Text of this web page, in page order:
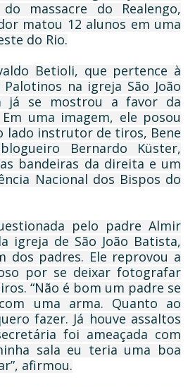
massacre do Realengo,
matou 12 alunos em uma
do Rio.
Betioli, que pertence à
na igreja São João
já se mostrou a favor da
uma imagem, ele posou
lado instrutor de tiros, Bene
Bernardo Küster,
bandeiras da direita e um
Nacional dos Bispos do
pelo padre Almir
igreja de São João Batista,
dos padres. Ele reprovou a
por se deixar fotografar
“Não é bom um padre se
uma arma. Quanto ao
fazer. Já houve assaltos
foi ameaçada com
sala eu teria uma boa
afirmou.